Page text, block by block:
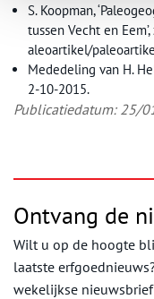
S. Koopman,
tussen Vecht en
aleoartikel/
Mededeling van H.
2-10-2015.
Publicatiedatum: 25/
Ontvang de
Wilt u op de hoogte
laatste
wekelijkse